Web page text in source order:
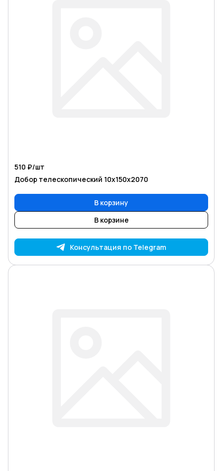
510 ₽/шт
Добор телескопический 10х150х2070
В корзину
В корзине
Консультация по Telegram